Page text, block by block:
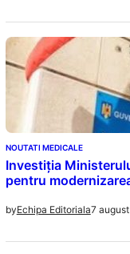
NOUTATI MEDICALE
Investiția
pentru
byEchipa Editoriala7